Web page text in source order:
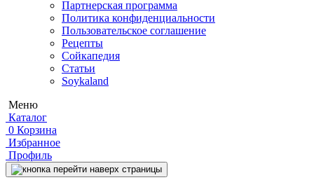
Партнерская программа
Политика конфиденциальности
Пользовательское соглашение
Рецепты
Сойкапедия
Статьи
Soykaland
Меню
Каталог
0 Корзина
Избранное
Профиль